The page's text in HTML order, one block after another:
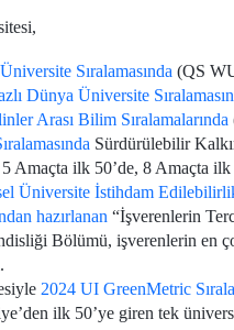
Sıralamasında (QS
Dünya Üniversite
Arası Bilim Sıralamalarında
Sürdürülebilir
Amaçta ilk 50’de, 8 Amaçta ilk
Üniversite İstihdam Edilebilirlik
hazırlanan “İşverenlerin
Bölümü, işverenlerin en
2024 UI GreenMetric
ilk 50’ye giren tek